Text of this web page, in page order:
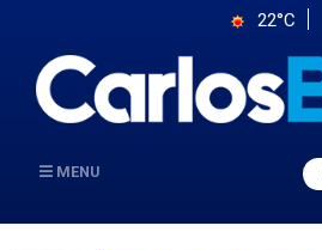
22°C
MENU